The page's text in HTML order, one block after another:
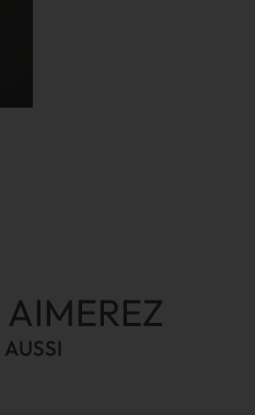
AUSSI